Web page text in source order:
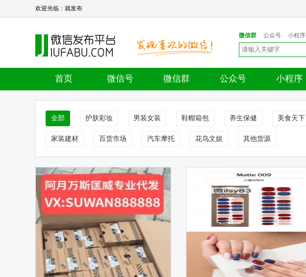
欢迎光临：就发布
微信群 公众号 小程序
首页 微信号 微信群 公众号 小程序
全部 护肤彩妆 男装女装 鞋帽箱包 养生保健 美食天下
家装建材 百货市场 汽车摩托 花鸟文娱 其他货源